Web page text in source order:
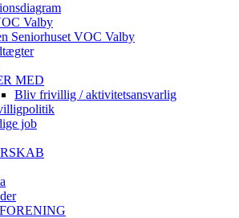
Valby
Seniorhuset VOC Valby
MED
Bliv frivillig / aktivitetsansvarlig
job